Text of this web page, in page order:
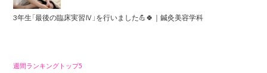
3年生「最後の臨床実習Ⅳ」を行いました💪🍀｜鍼灸美容学科
週間ランキングトップ5